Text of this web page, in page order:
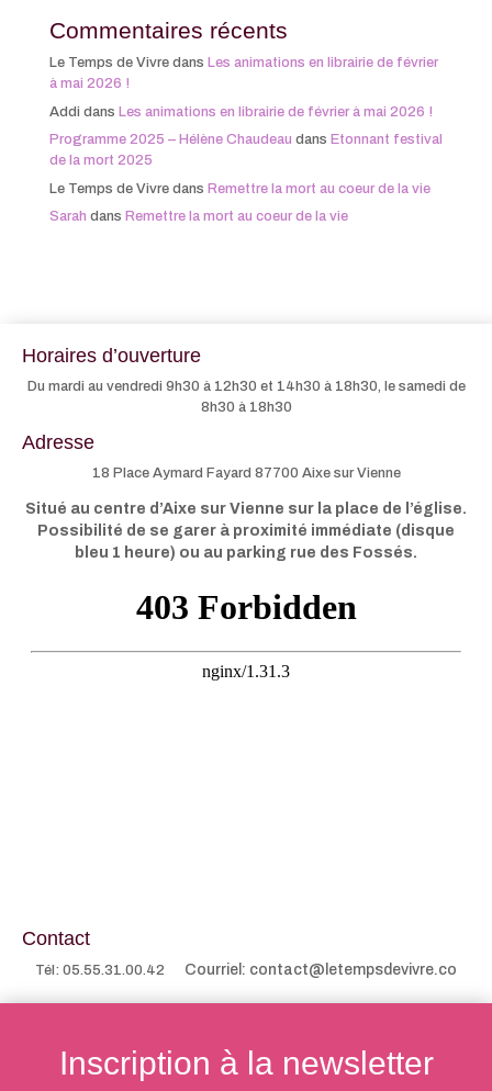
Commentaires récents
Le Temps de Vivredans Les animations en librairie de février
à mai 2026 !
Addi dans Les animations en librairie de février à mai 2026 !
Programme 2025 – Hélène Chaudeau dans Etonnant festival
de la mort 2025
Le Temps de Vivredans Remettre la mort au coeur de la vie
Sarah dans Remettre la mort au coeur de la vie
Horaires d’ouverture
Du mardi au vendredi 9h30 à 12h30 et 14h30 à 18h30, le samedi de
8h30 à 18h30
Adresse
18 Place Aymard Fayard 87700 Aixe sur Vienne
Situé au centre d’Aixe sur Vienne sur la place de l’église.
Possibilité de se garer à proximité immédiate (disque
bleu 1 heure) ou au parking rue des Fossés.
Contact
Tél: 05.55.31.00.42 Courriel: contact@letempsdevivre.co
Inscription à la newsletter